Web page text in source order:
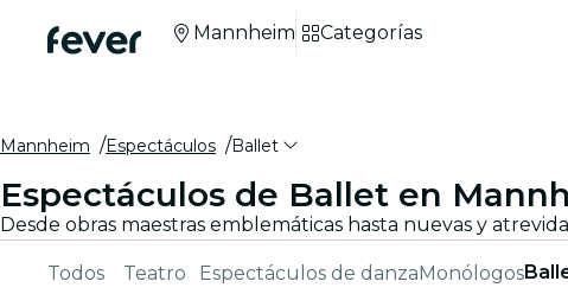
Mannheim Categorías
Mannheim Espectáculos Ballet
Espectáculos de Ballet en
Todos Teatro Espectáculos de danzaMonólogos